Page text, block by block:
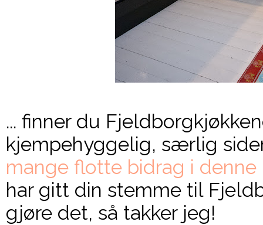
... finner du
kjempehyggelig, særlig
mange flotte bidrag i denne
har gitt din stemme til
gjøre det, så takker jeg!